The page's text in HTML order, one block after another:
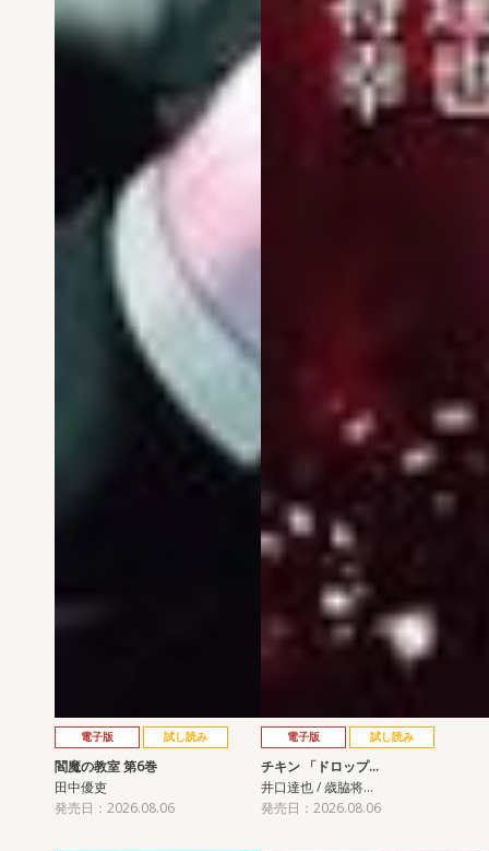
電子版 試し読み
閻魔の教室 第6巻
田中優吏
発売日：2026.08.06
電子版 試し読み
チキン 「ドロップ…
井口達也 / 歳脇将…
発売日：2026.08.06